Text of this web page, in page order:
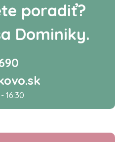
poradiť?
Dominiky.
16:30